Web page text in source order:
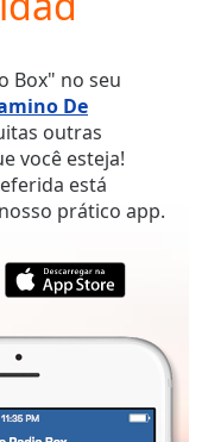
Box" no seu
De
outras
você esteja!
está
prático app.